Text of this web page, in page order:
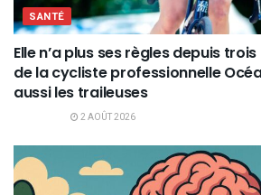
SANTÉ
Elle n’a plus ses règles depuis
de la cycliste professionnelle
aussi les traileuses
2 AOÛT 2026